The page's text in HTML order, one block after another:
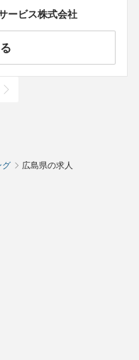
ービス株式会社
グ 広島県の求人